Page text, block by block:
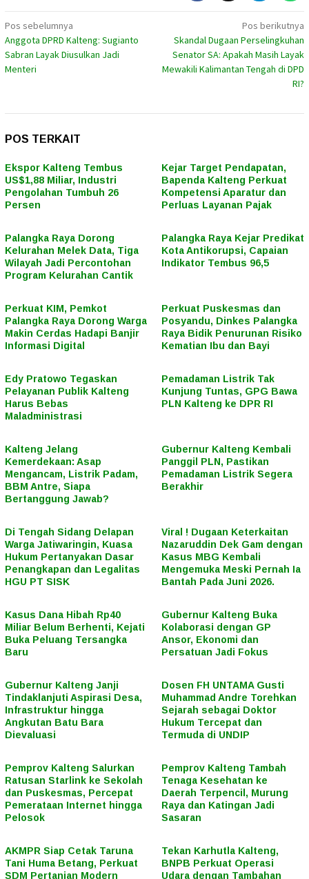
Navigasi
pos
Pos sebelumnya
Anggota DPRD Kalteng: Sugianto
Sabran Layak Diusulkan Jadi
Menteri
Pos berikutnya
Skandal Dugaan Perselingkuhan
Senator SA: Apakah Masih Layak
Mewakili Kalimantan Tengah di DPD
RI?
POS TERKAIT
Ekspor Kalteng Tembus
US$1,88 Miliar, Industri
Pengolahan Tumbuh 26
Persen
Kejar Target Pendapatan,
Bapenda Kalteng Perkuat
Kompetensi Aparatur dan
Perluas Layanan Pajak
Palangka Raya Dorong
Kelurahan Melek Data, Tiga
Wilayah Jadi Percontohan
Program Kelurahan Cantik
Palangka Raya Kejar Predikat
Kota Antikorupsi, Capaian
Indikator Tembus 96,5
Perkuat KIM, Pemkot
Palangka Raya Dorong Warga
Makin Cerdas Hadapi Banjir
Informasi Digital
Perkuat Puskesmas dan
Posyandu, Dinkes Palangka
Raya Bidik Penurunan Risiko
Kematian Ibu dan Bayi
Edy Pratowo Tegaskan
Pelayanan Publik Kalteng
Harus Bebas
Maladministrasi
Pemadaman Listrik Tak
Kunjung Tuntas, GPG Bawa
PLN Kalteng ke DPR RI
Kalteng Jelang
Kemerdekaan: Asap
Mengancam, Listrik Padam,
BBM Antre, Siapa
Bertanggung Jawab?
Gubernur Kalteng Kembali
Panggil PLN, Pastikan
Pemadaman Listrik Segera
Berakhir
Di Tengah Sidang Delapan
Warga Jatiwaringin, Kuasa
Hukum Pertanyakan Dasar
Penangkapan dan Legalitas
HGU PT SISK
Viral ! Dugaan Keterkaitan
Nazaruddin Dek Gam dengan
Kasus MBG Kembali
Mengemuka Meski Pernah Ia
Bantah Pada Juni 2026.
Kasus Dana Hibah Rp40
Miliar Belum Berhenti, Kejati
Buka Peluang Tersangka
Baru
Gubernur Kalteng Buka
Kolaborasi dengan GP
Ansor, Ekonomi dan
Persatuan Jadi Fokus
Gubernur Kalteng Janji
Tindaklanjuti Aspirasi Desa,
Infrastruktur hingga
Angkutan Batu Bara
Dievaluasi
Dosen FH UNTAMA Gusti
Muhammad Andre Torehkan
Sejarah sebagai Doktor
Hukum Tercepat dan
Termuda di UNDIP
Pemprov Kalteng Salurkan
Ratusan Starlink ke Sekolah
dan Puskesmas, Percepat
Pemerataan Internet hingga
Pelosok
Pemprov Kalteng Tambah
Tenaga Kesehatan ke
Daerah Terpencil, Murung
Raya dan Katingan Jadi
Sasaran
AKMPR Siap Cetak Taruna
Tani Huma Betang, Perkuat
SDM Pertanian Modern
Tekan Karhutla Kalteng,
BNPB Perkuat Operasi
Udara dengan Tambahan